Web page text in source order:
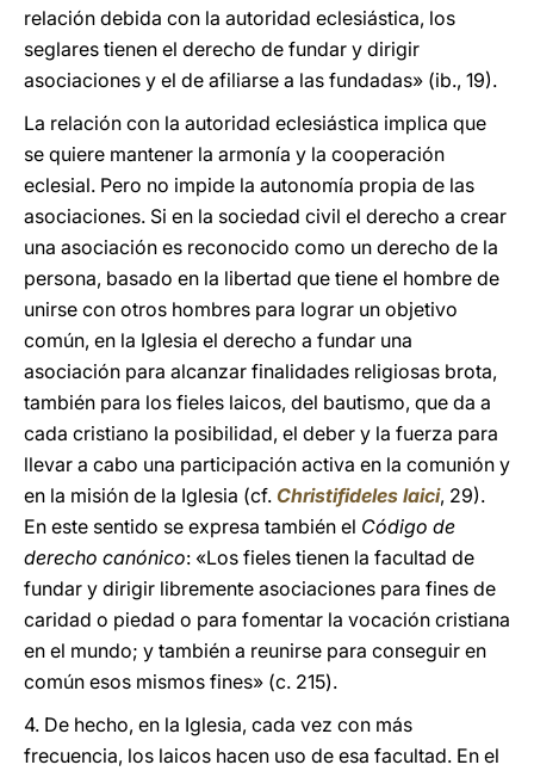
relación debida con la autoridad eclesiástica, los
seglares tienen el derecho de fundar y dirigir
asociaciones y el de afiliarse a las fundadas» (ib., 19).
La relación con la autoridad eclesiástica implica que
se quiere mantener la armonía y la cooperación
eclesial. Pero no impide la autonomía propia de las
asociaciones. Si en la sociedad civil el derecho a crear
una asociación es reconocido como un derecho de la
persona, basado en la libertad que tiene el hombre de
unirse con otros hombres para lograr un objetivo
común, en la Iglesia el derecho a fundar una
asociación para alcanzar finalidades religiosas brota,
también para los fieles laicos, del bautismo, que da a
cada cristiano la posibilidad, el deber y la fuerza para
llevar a cabo una participación activa en la comunión y
en la misión de la Iglesia (cf. Christifideles laici, 29).
En este sentido se expresa también el Código de
derecho canónico: «Los fieles tienen la facultad de
fundar y dirigir libremente asociaciones para fines de
caridad o piedad o para fomentar la vocación cristiana
en el mundo; y también a reunirse para conseguir en
común esos mismos fines» (c. 215).
4. De hecho, en la Iglesia, cada vez con más
frecuencia, los laicos hacen uso de esa facultad. En el